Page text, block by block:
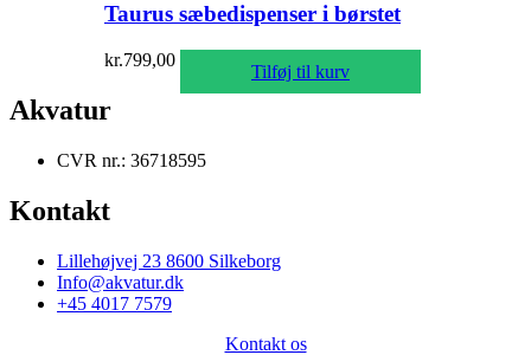
Taurus sæbedispenser i børstet
kr.799,00
Tilføj til kurv
Akvatur
CVR nr.: 36718595
Kontakt
Lillehøjvej 23 8600 Silkeborg
Info@akvatur.dk
+45 4017 7579
Kontakt os